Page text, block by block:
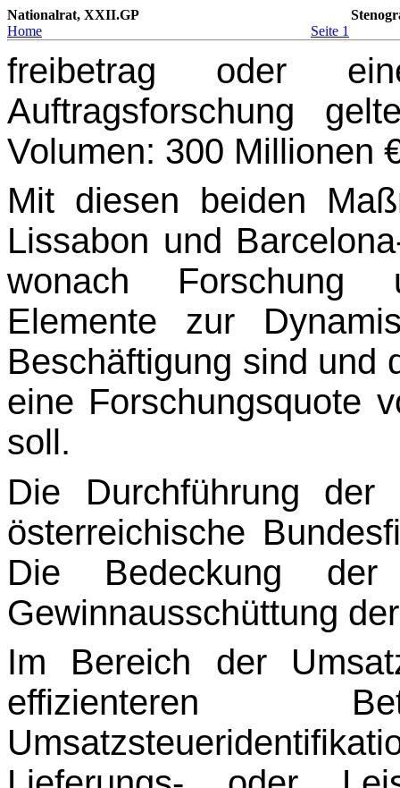
Nationalrat, XXII.GP
Home
Seite 1
freibetrag oder
Auftragsforschung
Volumen: 300 Millionen
Mit diesen beiden
Lissabon und
wonach Forschung
Elemente zur
Beschäftigung sind und
eine Forschungsquote
soll.
Die Durchführung
österreichische
Die Bedeckung
Gewinnaus­schüt­tung
Im Bereich der
effizienteren